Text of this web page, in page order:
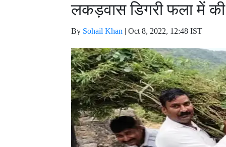
लकड़वास डिगरी फला में
By Sohail Khan | Oct 8, 2022, 12:48 IST